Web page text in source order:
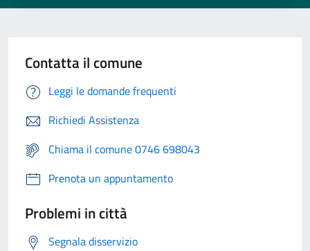
Contatta il comune
Leggi le domande frequenti
Richiedi Assistenza
Chiama il comune 0746 698043
Prenota un appuntamento
Problemi in città
Segnala disservizio